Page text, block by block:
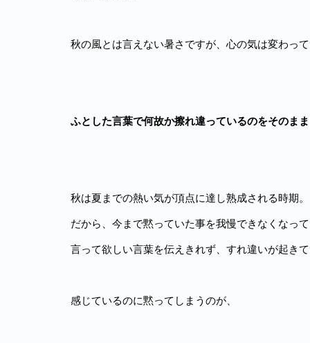
秋の風とは言えない暑さですが、心の気は変わって
ふとした言葉で何故か擦れ違っているのをそのま
秋は夏までの熱い気が頂点に達し熟成される時期。
だから、今まで黙っていた事を我慢できなくなって
言って欲しい言葉を伝えきれず、すれ違いが起き
感じているのに黙ってしまうのが、